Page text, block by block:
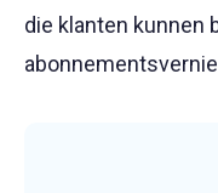
die klanten kunnen